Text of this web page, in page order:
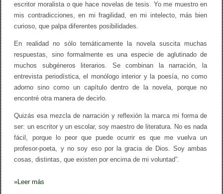
escritor moralista o que hace novelas de tesis. Yo me muestro en
mis contradicciones, en mi fragilidad, en mi intelecto, más bien
curioso, que palpa diferentes posibilidades.
En realidad no sólo temáticamente la novela suscita muchas
respuestas, sino formalmente es una especie de aglutinado de
muchos subgéneros literarios. Se combinan la narración, la
entrevista periodística, el monólogo interior y la poesía, no como
adorno sino como un capítulo dentro de la novela, porque no
encontré otra manera de decirlo.
Quizás esa mezcla de narración y reflexión la marca mi forma de
ser: un escritor y un escolar, soy maestro de literatura. No es nada
fácil, porque lo peor que puede ocurrir es que me vuelva un
profesor-poeta, y no soy eso por la gracia de Dios. Soy ambas
cosas, distintas, que existen por encima de mi voluntad”.
»Leer más